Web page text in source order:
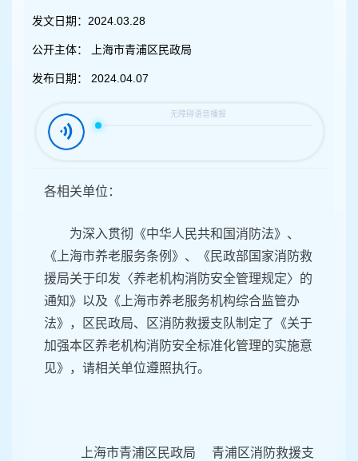
发文日期： 2024.03.28
公开主体： 上海市青浦区民政局
发布日期： 2024.04.07
各相关单位：
为深入贯彻《中华人民共和国消防法》、
《上海市养老服务条例》、《民政部国家消防救
援局关于印发〈养老机构消防安全管理规定〉的
通知》以及《上海市养老服务机构综合监管办
法》，区民政局、区消防救援支队制定了《关于
加强本区养老机构消防安全标准化管理的实施意
见》，请相关单位遵照执行。
上海市青浦区民政局 青浦区消防救援支